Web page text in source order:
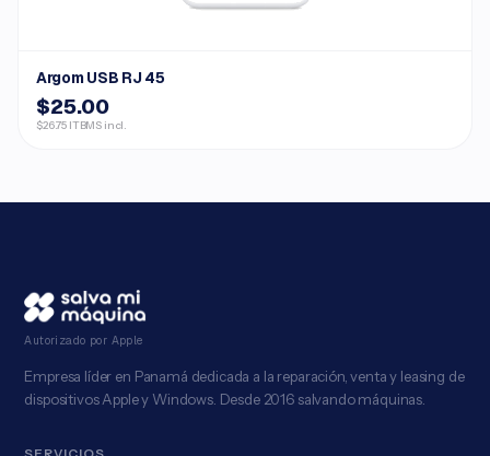
Argom USB RJ 45
$25.00
$26.75 ITBMS incl.
Autorizado por Apple
Empresa líder en Panamá dedicada a la reparación, venta y leasing de
dispositivos Apple y Windows. Desde 2016 salvando máquinas.